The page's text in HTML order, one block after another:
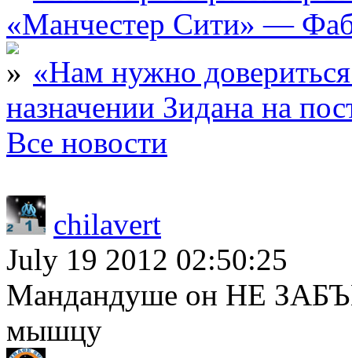
«Манчестер Сити» —
«Нам нужно
назначении Зидана на
Все новости
chilavert
July 19 2012 02:50:25
Мандандуше он НЕ
мышцу